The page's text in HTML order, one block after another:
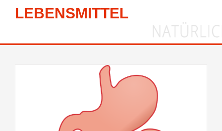
LEBENSMITTEL